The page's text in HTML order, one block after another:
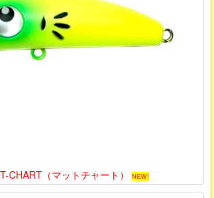
CHART（マットチャート） NEW!